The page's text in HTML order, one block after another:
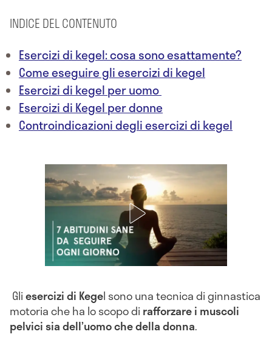
INDICE DEL CONTENUTO
Esercizi di kegel: cosa sono esattamente?
Come eseguire gli esercizi di kegel
Esercizi di kegel per uomo
Esercizi di Kegel per donne
Controindicazioni degli esercizi di kegel
Gliesercizi di Kegel sono una tecnica di ginnastica
motoria che ha lo scopo di rafforzare i muscoli
pelvici sia dell’uomo che della donna.